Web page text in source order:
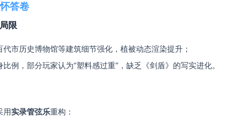
答卷​
限​
代市历史博物馆等建筑细节强化，植被动态渲染提升；
比例，部分玩家认为“塑料感过重”，缺乏《剑盾》的写实进化。
用​​实录管弦乐​​重构：